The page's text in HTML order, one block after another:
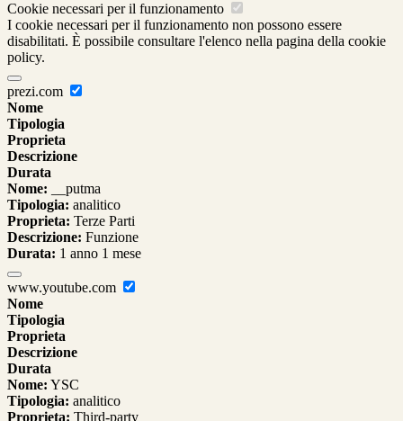
Cookie necessari per il funzionamento
I cookie necessari per il funzionamento non possono essere
disabilitati. È possibile consultare l'elenco nella pagina della cookie
policy.
prezi.com
Nome
Tipologia
Proprieta
Descrizione
Durata
Nome: __putma
Tipologia: analitico
Proprieta: Terze Parti
Descrizione: Funzione
Durata: 1 anno 1 mese
www.youtube.com
Nome
Tipologia
Proprieta
Descrizione
Durata
Nome: YSC
Tipologia: analitico
Proprieta: Third-party